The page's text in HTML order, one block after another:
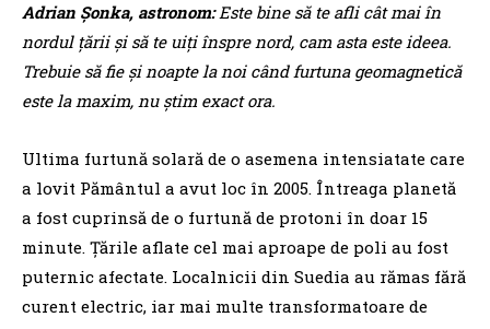
Adrian Şonka, astronom: Este bine să te afli cât mai în
nordul ţării şi să te uiţi înspre nord, cam asta este ideea.
Trebuie să fie şi noapte la noi când furtuna geomagnetică
este la maxim, nu ştim exact ora.
Ultima furtună solară de o asemena intensiatate care
a lovit Pământul a avut loc în 2005. Întreaga planetă
a fost cuprinsă de o furtună de protoni în doar 15
minute. Ţările aflate cel mai aproape de poli au fost
puternic afectate. Localnicii din Suedia au rămas fără
curent electric, iar mai multe transformatoare de